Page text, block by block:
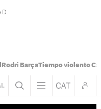
Rodri BarçaTiempo violento